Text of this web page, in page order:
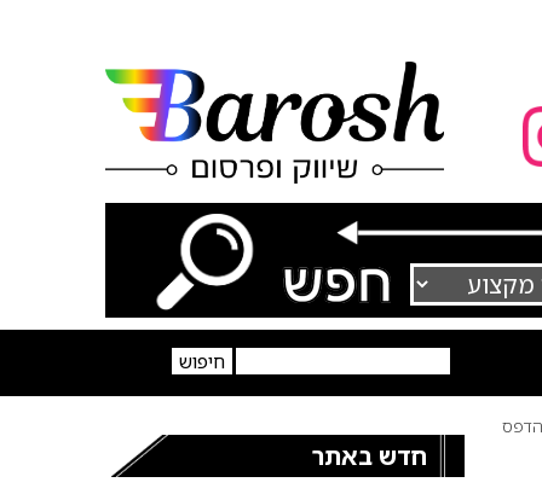
הדפס
חדש באתר